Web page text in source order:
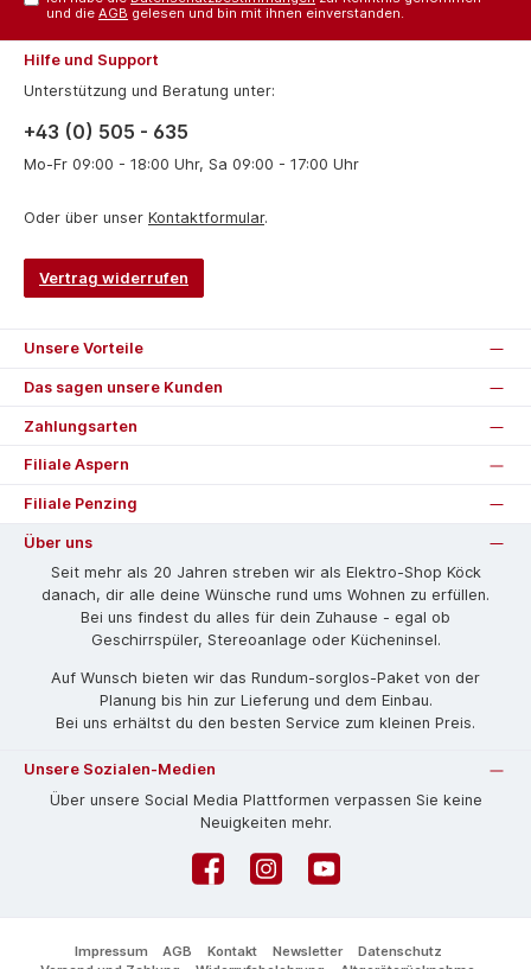
und dieAGB gelesen und bin mit ihnen einverstanden.
Hilfe und Support
Unterstützung und Beratung unter:
+43 (0) 505 - 635
Mo-Fr 09:00 - 18:00 Uhr, Sa 09:00 - 17:00 Uhr
Oder über unser Kontaktformular.
Vertrag widerrufen
Unsere Vorteile
Das sagen unsere Kunden
Zahlungsarten
Filiale Aspern
Filiale Penzing
Über uns
Seit mehr als 20 Jahren streben wir als Elektro-Shop Köck
danach, dir alle deine Wünsche rund ums Wohnen zu erfüllen.
Bei uns findest du alles für dein Zuhause - egal ob
Geschirrspüler, Stereoanlage oder Kücheninsel.
Auf Wunsch bieten wir das Rund­um-sorg­los-Pa­ket von der
Planung bis hin zur Lieferung und dem Einbau.
Bei uns erhältst du den besten Service zum kleinen Preis.
Unsere Sozialen-Medien
Über unsere Social Media Plattformen verpassen Sie keine
Neuigkeiten mehr.
FacebookInstagramYouTube
Impressum AGB Kontakt Newsletter
Datenschutz